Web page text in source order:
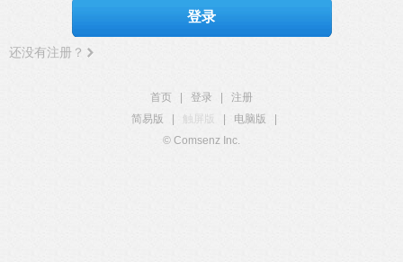
登录
还没有注册？
首页 登录
注册
简易版
触屏版 电脑版
© Comsenz Inc.